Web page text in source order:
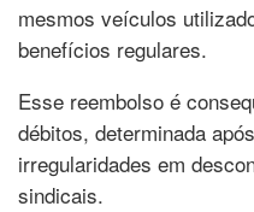
mesmos veículos
benefícios regulares.
Esse reembolso é
débitos, determinada
irregularidades em
sindicais.